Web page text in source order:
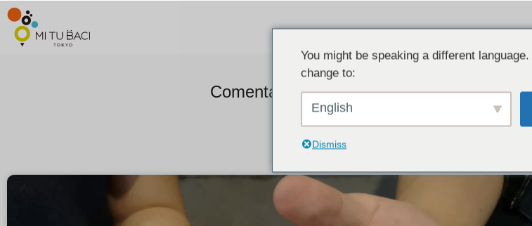
Comentarios de los clientes]
You might be speaking a different
change to:
English
Dismiss